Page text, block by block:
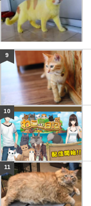
9
10
11